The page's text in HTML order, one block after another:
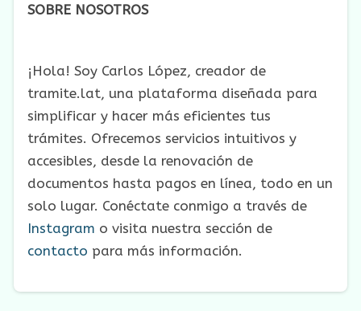
SOBRE NOSOTROS
¡Hola! Soy Carlos López, creador de
tramite.lat, una plataforma diseñada para
simplificar y hacer más eficientes tus
trámites. Ofrecemos servicios intuitivos y
accesibles, desde la renovación de
documentos hasta pagos en línea, todo en un
solo lugar. Conéctate conmigo a través de
Instagram o visita nuestra sección de
contacto para más información.